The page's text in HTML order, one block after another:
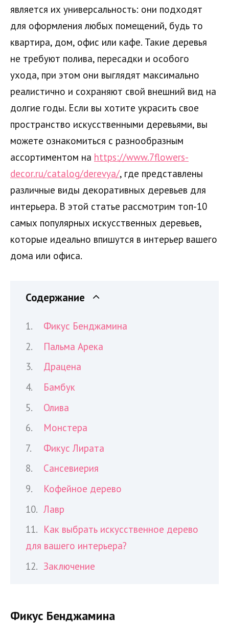
является их универсальность: они подходят
для оформления любых помещений, будь то
квартира, дом, офис или кафе. Такие деревья
не требуют полива, пересадки и особого
ухода, при этом они выглядят максимально
реалистично и сохраняют свой внешний вид на
долгие годы. Если вы хотите украсить свое
пространство искусственными деревьями, вы
можете ознакомиться с разнообразным
ассортиментом на https://www.7flowers-
decor.ru/catalog/derevya/, где представлены
различные виды декоративных деревьев для
интерьера. В этой статье рассмотрим топ-10
самых популярных искусственных деревьев,
которые идеально впишутся в интерьер вашего
дома или офиса.
Содержание
Фикус Бенджамина
Пальма Арека
Драцена
Бамбук
Олива
Монстера
Фикус Лирата
Сансевиерия
Кофейное дерево
Лавр
Как выбрать искусственное дерево
для вашего интерьера?
Заключение
Фикус Бенджамина